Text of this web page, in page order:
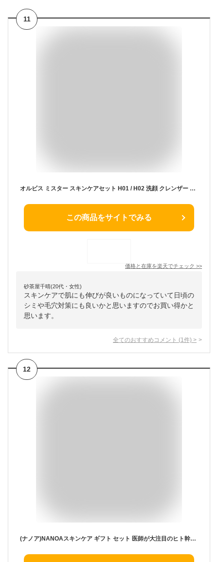
11
オルビス ミスター スキンケアセット H01 / H02 洗顔 クレンザー 化粧水 美容液 クリーム 化粧下地 ベースカラー プレゼント ギフト Mr. ORBIS 公式
この商品をサイトでみる
価格と在庫を楽天でチェック >>
砂茶屋千晴(20代・女性)
スキンケアで肌にも伸びが良いものになっていて日頃の
シミや毛穴対策にも良いかと思いますのでお買い得かと
思います。
全てのおすすめコメント (1 件) >
12
(ナノア)NANOAスキンケア ギフト セット 医師が大注目のヒト幹細胞 保湿 EGF エイジングケア 母の日プレゼント セラミド 無添加 日本製 (化粧水・保湿クリーム)